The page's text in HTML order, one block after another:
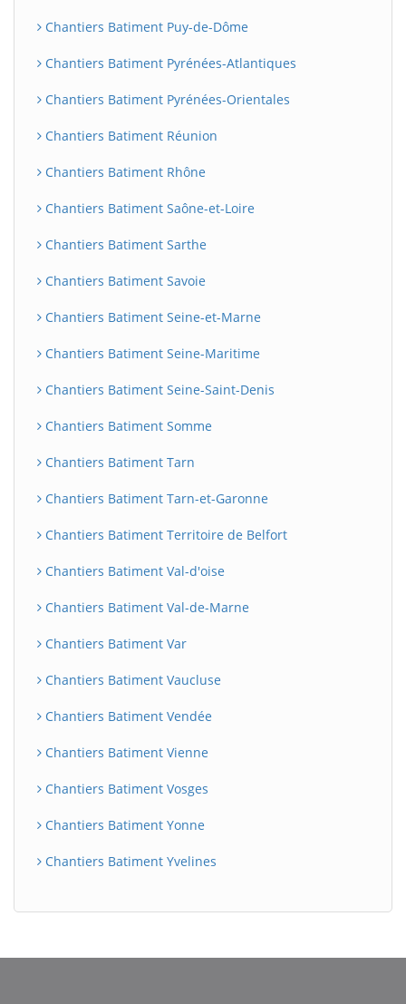
Chantiers Batiment Puy-de-Dôme
Chantiers Batiment Pyrénées-Atlantiques
Chantiers Batiment Pyrénées-Orientales
Chantiers Batiment Réunion
Chantiers Batiment Rhône
Chantiers Batiment Saône-et-Loire
Chantiers Batiment Sarthe
Chantiers Batiment Savoie
Chantiers Batiment Seine-et-Marne
Chantiers Batiment Seine-Maritime
Chantiers Batiment Seine-Saint-Denis
Chantiers Batiment Somme
Chantiers Batiment Tarn
Chantiers Batiment Tarn-et-Garonne
Chantiers Batiment Territoire de Belfort
Chantiers Batiment Val-d'oise
Chantiers Batiment Val-de-Marne
Chantiers Batiment Var
Chantiers Batiment Vaucluse
Chantiers Batiment Vendée
Chantiers Batiment Vienne
Chantiers Batiment Vosges
Chantiers Batiment Yonne
Chantiers Batiment Yvelines
BatiWebPro